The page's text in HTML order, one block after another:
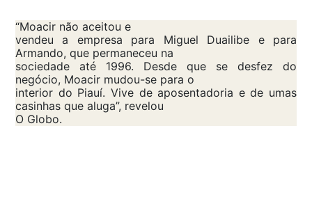
“Moacir não aceitou e
vendeu a empresa para Miguel Duailibe e para
Armando, que permaneceu na
sociedade até 1996. Desde que se desfez do
negócio, Moacir mudou-se para o
interior do Piauí. Vive de aposentadoria e de umas
casinhas que aluga”, revelou
O Globo.